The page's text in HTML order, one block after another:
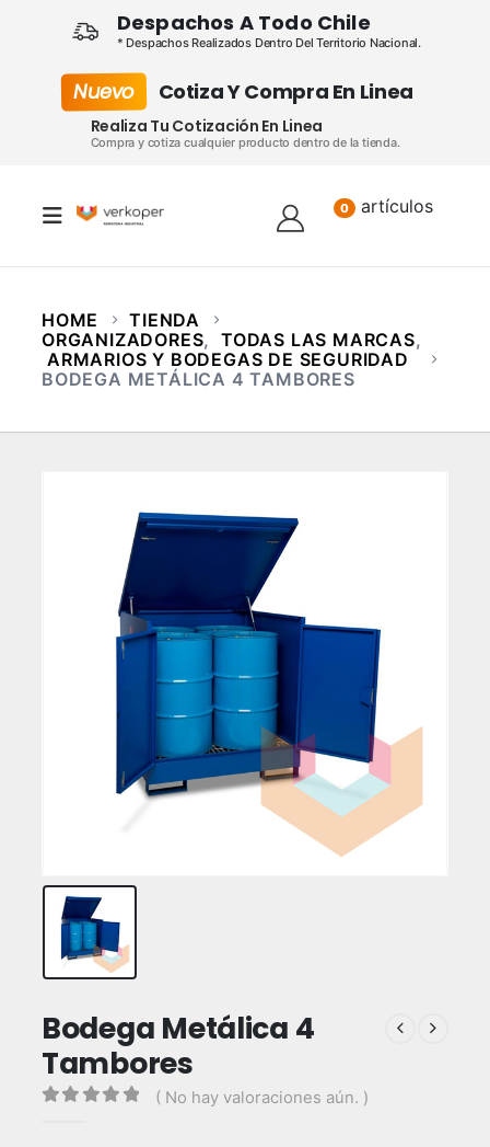
Despachos A Todo Chile
* Despachos Realizados Dentro Del Territorio Nacional.
Nuevo Cotiza Y Compra En Linea
Realiza Tu Cotización En Linea
Compra y cotiza cualquier producto dentro de la tienda.
0 artículos
HOME
TIENDA
ORGANIZADORES, TODAS LAS MARCAS,
ARMARIOS Y BODEGAS DE SEGURIDAD
BODEGA METÁLICA 4 TAMBORES
Bodega Metálica 4
Tambores
( No hay valoraciones aún. )